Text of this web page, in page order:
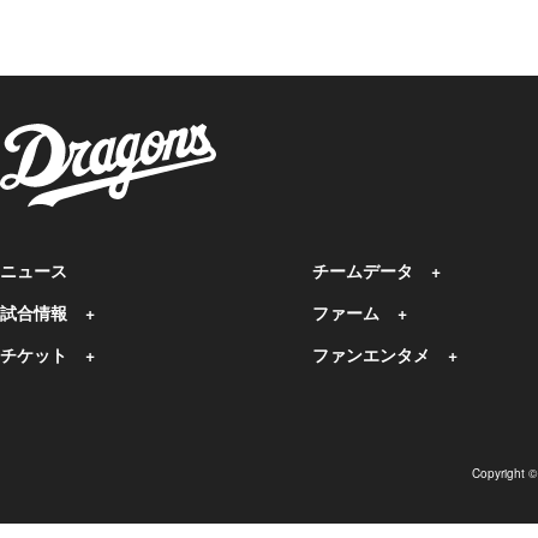
ニュース
試合情報
チケット
チームデータ
ファーム
ファンエンタメ
Copyright